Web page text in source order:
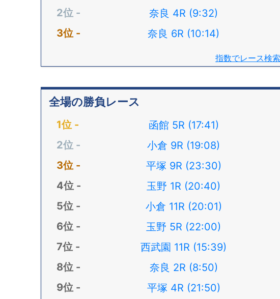
奈良 4R (9:32)
奈良 6R (10:14)
指数でレース検索
全場の勝負レース
函館 5R (17:41)
小倉 9R (19:08)
平塚 9R (23:30)
玉野 1R (20:40)
小倉 11R (20:01)
玉野 5R (22:00)
西武園 11R (15:39)
奈良 2R (8:50)
平塚 4R (21:50)